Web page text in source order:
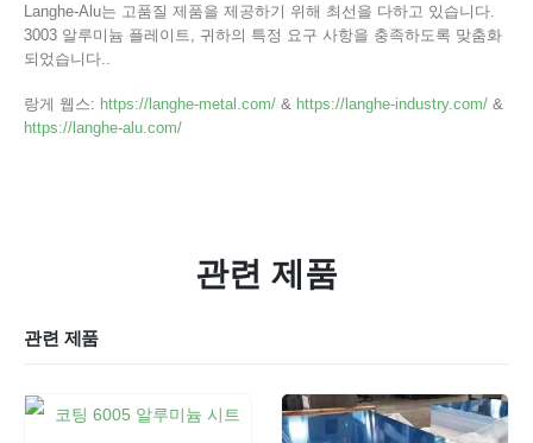
Langhe-Alu는 고품질 제품을 제공하기 위해 최선을 다하고 있습니다.
3003 알루미늄 플레이트, 귀하의 특정 요구 사항을 충족하도록 맞춤화
되었습니다..
랑게 웹스: https://langhe-metal.com/ & https://langhe-industry.com/ &
https://langhe-alu.com/
관련 제품
관련 제품